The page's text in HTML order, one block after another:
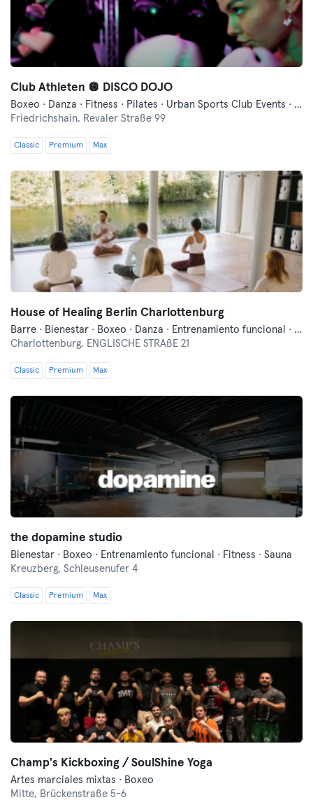
Club Athleten 🪩 DISCO DOJO
Boxeo · Danza · Fitness · Pilates · Urban Sports Club Events · Yoga
Friedrichshain, Revaler Straße 99
Classic Premium Max
House of Healing Berlin Charlottenburg
Barre · Bienestar · Boxeo · Danza · Entrenamiento funcional · Fitness · Meditación · Pilates · Qi Gong y Tai Chi · Yoga
Charlottenburg, ENGLISCHE STRAßE 21
Classic Premium Max
the dopamine studio
Bienestar · Boxeo · Entrenamiento funcional · Fitness · Sauna
Kreuzberg, Schleusenufer 4
Classic Premium Max
Champ's Kickboxing / SoulShine Yoga
Artes marciales mixtas · Boxeo
Mitte, Brückenstraße 5-6